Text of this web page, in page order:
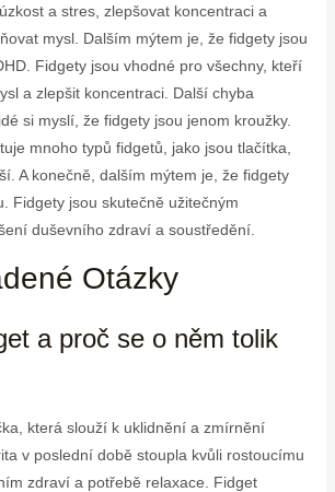
a stres, zlepšovat koncentraci a
mysl. Dalším mýtem je, že fidgety jsou
Fidgety jsou vhodné pro všechny, kteří
a zlepšit koncentraci. Další chyba
si myslí, že fidgety jsou jenom kroužky.
mnoho typů fidgetů, jako jsou tlačítka,
A konečně, dalším mýtem je, že fidgety
Fidgety jsou skutečně užitečným
duševního zdraví a soustředění.
Otázky
a proč se o něm tolik
která slouží k uklidnění a zmírnění
v poslední době stoupla kvůli rostoucímu
zdraví a potřebě relaxace. Fidget